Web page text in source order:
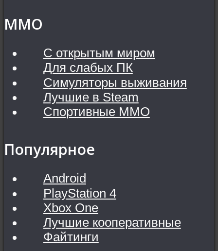
MMO
С открытым миром
Для слабых ПК
Симуляторы выживания
Лучшие в Steam
Спортивные MMO
Популярное
Android
PlayStation 4
Xbox One
Лучшие кооперативные
Файтинги